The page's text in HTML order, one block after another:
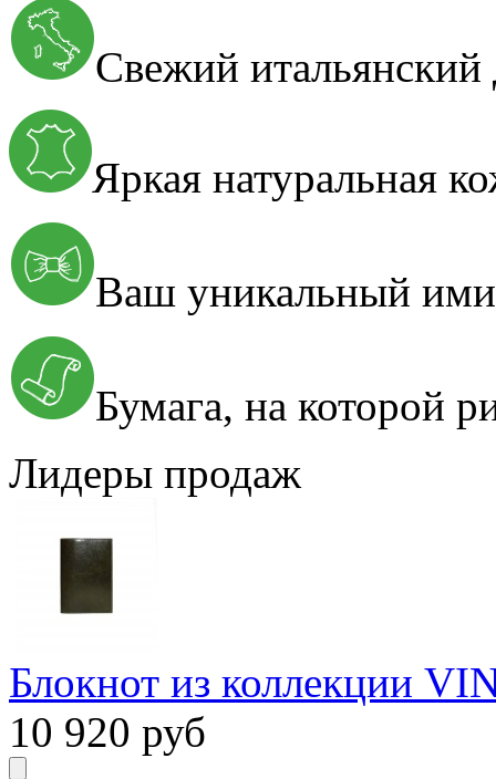
Свежий итальянский
Яркая натуральная
Ваш уникальный
Бумага, на которой
Лидеры продаж
Блокнот из коллекции
10 920 руб